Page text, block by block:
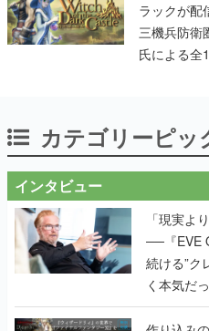
ラックが配
三機兵防衛
氏による全
カテゴリーピッ
インタビュー
「現実よ
──『EVE
続ける”ク
く本気だ